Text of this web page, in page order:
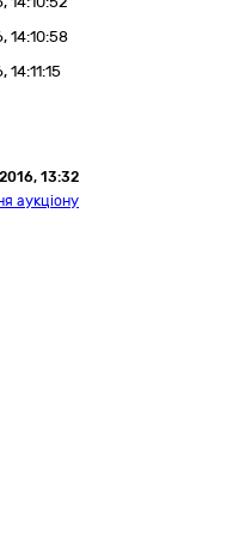
14:10:58
14:11:15
13:32
аукціону